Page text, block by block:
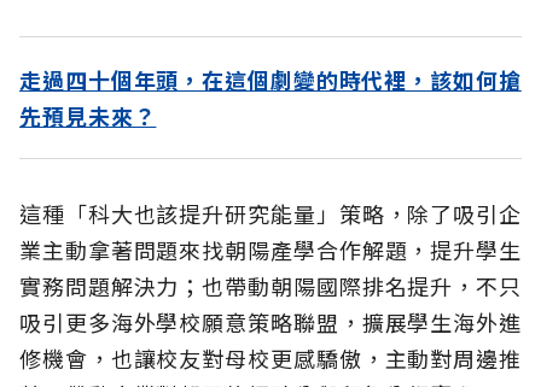
走過四十個年頭，在這個劇變的時代裡，該如何搶
先預見未來？
這種「科大也該提升研究能量」策略，除了吸引企
業主動拿著問題來找朝陽產學合作解題，提升學生
實務問題解決力；也帶動朝陽國際排名提升，不只
吸引更多海外學校願意策略聯盟，擴展學生海外進
修機會，也讓校友對母校更感驕傲，主動對周邊推